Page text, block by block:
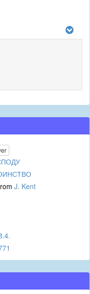
J. Kent